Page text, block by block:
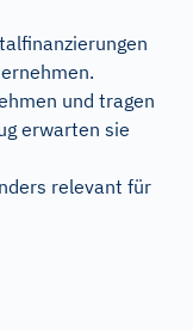
und tragen
erwarten sie
relevant für